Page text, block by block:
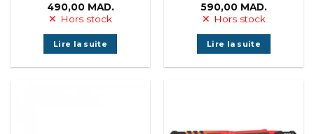
490,00 MAD.
Hors stock
Lire la suite
590,00 MAD.
Hors stock
Lire la suite